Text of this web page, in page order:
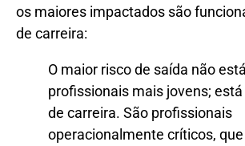
os maiores impactados são
de carreira:
O maior risco de saída não
profissionais mais jovens;
de carreira. São profissionais
operacionalmente críticos,